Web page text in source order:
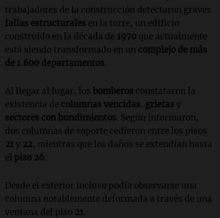
trabajadores de la construcción detectaron graves
fallas estructurales en la torre, un edificio
construido en la década de 1970 que actualmente
está siendo transformado en un complejo de más
de 1.600 departamentos.
Al llegar al lugar, los bomberos constataron la
existencia de columnas vencidas, grietas y
sectores con hundimientos. Según informaron,
dos columnas de soporte cedieron entre los pisos
21y 22, mientras que los daños se extendían hasta
el piso 26.
Desde el exterior incluso podía observarse una
columna notablemente deformada a través de una
ventana del piso 21.